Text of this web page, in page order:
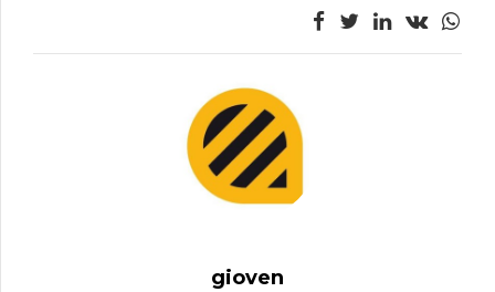
gioven